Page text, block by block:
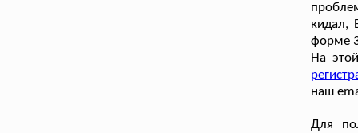
кидал,
форме
На
наш
Для